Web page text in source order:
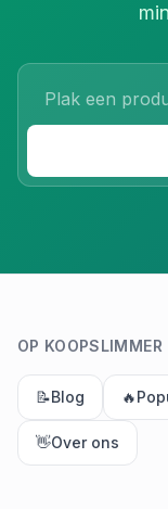
OP KOOPSLIMMER
📝Blog 🔥
👋Over ons